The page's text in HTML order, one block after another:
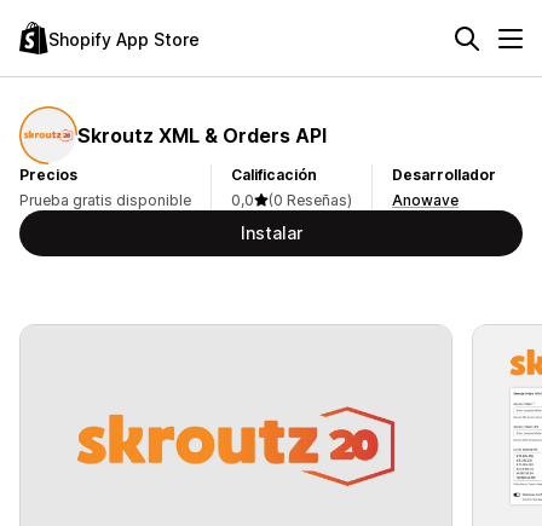
Shopify App Store
Skroutz XML & Orders API
Precios
Prueba gratis disponible
Calificación
0,0
(0 Reseñas)
Desarrollador
Anowave
Instalar